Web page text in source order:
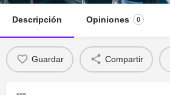
Descripción Opiniones 0
Guardar Compartir